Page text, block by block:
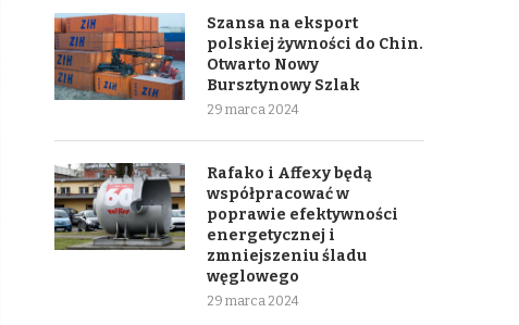
Szansa na eksport
polskiej żywności do Chin.
Otwarto Nowy
Bursztynowy Szlak
29 marca 2024
Rafako i Affexy będą
współpracować w
poprawie efektywności
energetycznej i
zmniejszeniu śladu
węglowego
29 marca 2024